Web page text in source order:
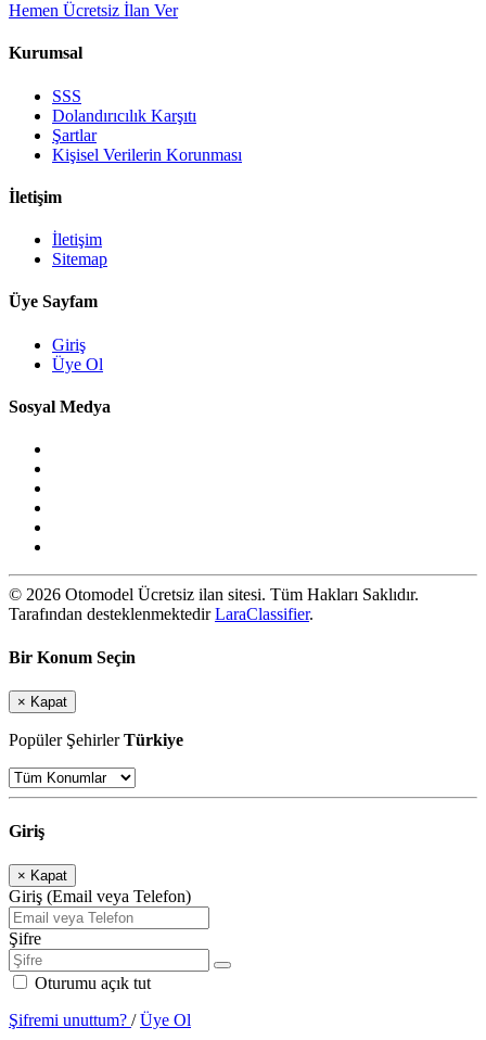
Hemen Ücretsiz İlan Ver
Kurumsal
SSS
Dolandırıcılık Karşıtı
Şartlar
Kişisel Verilerin Korunması
İletişim
İletişim
Sitemap
Üye Sayfam
Giriş
Üye Ol
Sosyal Medya
© 2026 Otomodel Ücretsiz ilan sitesi. Tüm Hakları Saklıdır.
Tarafından desteklenmektedirLaraClassifier.
Bir Konum Seçin
× Kapat
Popüler ŞehirlerTürkiye
Giriş
× Kapat
Giriş (Email veya Telefon)
Şifre
Oturumu açık tut
Şifremi unuttum? /Üye Ol